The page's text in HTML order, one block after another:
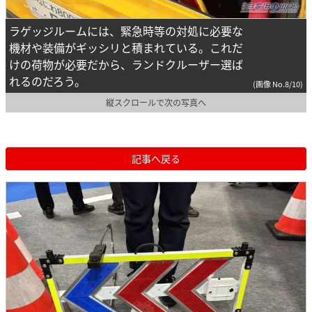
ラゲッジルームには、緊急時等の対処に必要な
機材や装備がギッシリと積まれている。これだ
けの荷物が必要だから、ランドクルーザー選ば
れるのだろう。
(画像 No.8/10)
縦スクロールで次の写真へ
記事へ戻る